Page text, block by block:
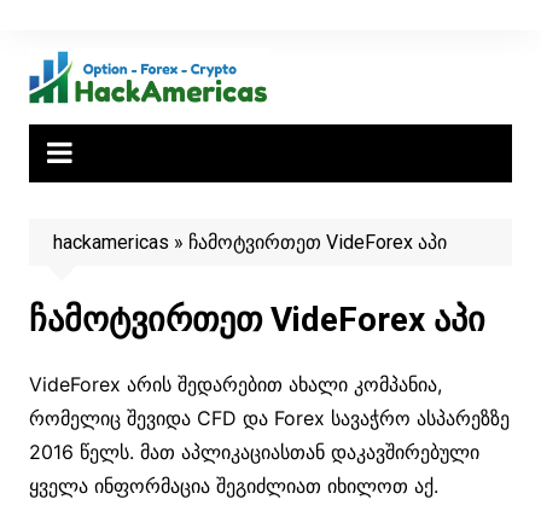
content
hackamericas » ჩამოტვირთეთ VideForex აპი
ჩამოტვირთეთ VideForex აპი
VideForex არის შედარებით ახალი კომპანია,
რომელიც შევიდა CFD და Forex სავაჭრო ასპარეზზე
2016 წელს. მათ აპლიკაციასთან დაკავშირებული
ყველა ინფორმაცია შეგიძლიათ იხილოთ აქ.